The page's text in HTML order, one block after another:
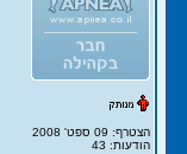
הצטרף: 09 ספט' 2008
הודעות: 43